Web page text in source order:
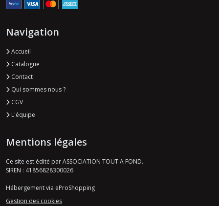
Navigation
Accueil
Catalogue
Contact
Qui sommes nous ?
CGV
L'équipe
Mentions légales
Ce site est édité par ASSOCIATION TOUT A FOND.
SIREN : 41856828300026
Hébergement via eProShopping
Gestion des cookies